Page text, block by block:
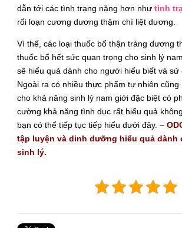
dẫn tới các tình trạng nặng hơn nhưtình
rối loạn cương dương thậm chí liệt dương.
Vì thế, các loại thuốc bổ thận tráng dương
thuốc bổ hết sức quan trọng cho sinh lý
sẽ hiểu quả dành cho người hiểu biết và sử
Ngoài ra có nhiều thực phẩm tự nhiên
cho khả năng sinh lý nam giới đặc biệt có
cường khả năng tình dục rất hiểu quả
bạn có thể tiếp tục tiếp hiểu dưới đây. –
tập luyện và dinh dưỡng hiểu quả dành
sinh lý.